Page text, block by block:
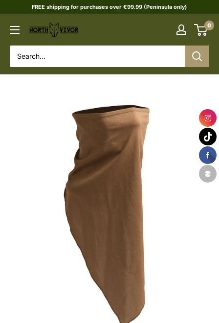
content
FREE shipping for purchases over €99.99 (Peninsula only)
NORTHVIVOR 0